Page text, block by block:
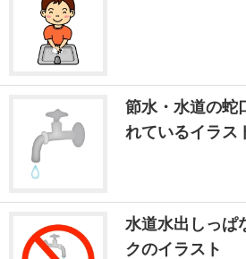
節水・水道の蛇
れているイラス
水道水出しっぱ
クのイラスト